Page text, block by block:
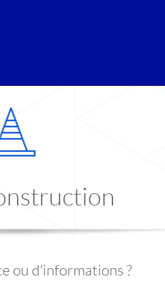
ou d'informations ?